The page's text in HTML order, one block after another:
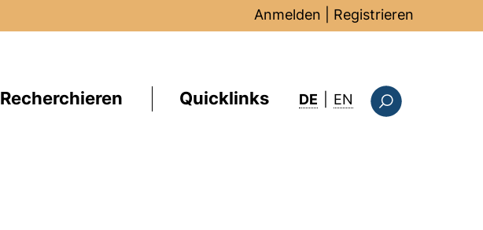
Anmelden Registrieren
Recherchieren Quicklinks DE EN : this page in